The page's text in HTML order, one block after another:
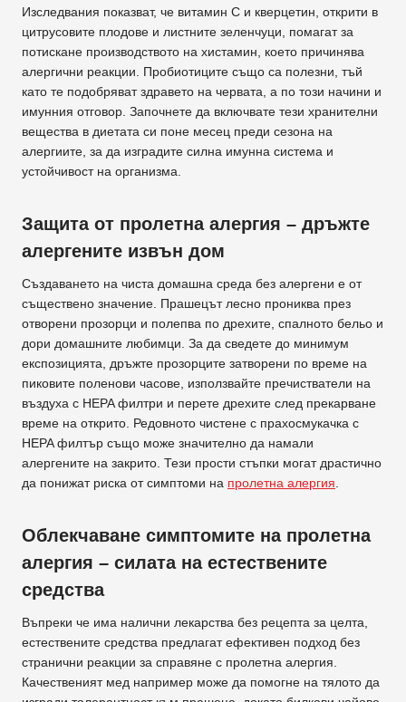
Изследвания показват, че витамин С и кверцетин, открити в
цитрусовите плодове и листните зеленчуци, помагат за
потискане производството на хистамин, което причинява
алергични реакции. Пробиотиците също са полезни, тъй
като те подобряват здравето на червата, а по този начини и
имунния отговор. Започнете да включвате тези хранителни
вещества в диетата си поне месец преди сезона на
алергиите, за да изградите силна имунна система и
устойчивост на организма.
Защита от пролетна алергия – дръжте
алергените извън дом
Създаването на чиста домашна среда без алергени е от
съществено значение. Прашецът лесно прониква през
отворени прозорци и полепва по дрехите, спалното бельо и
дори домашните любимци. За да сведете до минимум
експозицията, дръжте прозорците затворени по време на
пиковите поленови часове, използвайте пречистватели на
въздуха с HEPA филтри и перете дрехите след прекарване
време на открито. Редовното чистене с прахосмукачка с
HEPA филтър също може значително да намали
алергените на закрито. Тези прости стъпки могат драстично
да понижат риска от симптоми на пролетна алергия
Облекчаване симптомите на пролетна
алергия – силата на естествените
средства
Въпреки че има налични лекарства без рецепта за целта,
естествените средства предлагат ефективен подход без
странични реакции за справяне с пролетна алергия.
Качественият мед например може да помогне на тялото да